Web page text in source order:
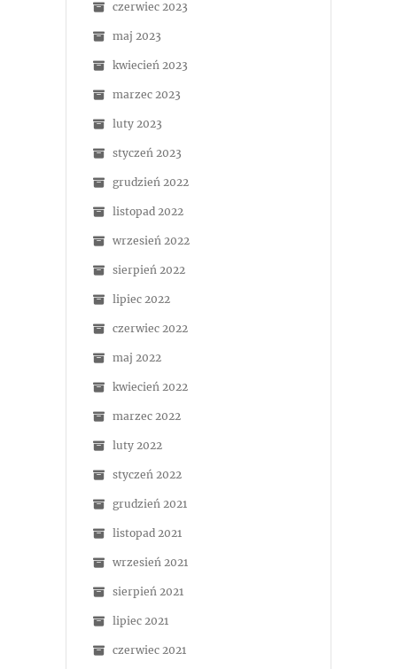
czerwiec 2023
maj 2023
kwiecień 2023
marzec 2023
luty 2023
styczeń 2023
grudzień 2022
listopad 2022
wrzesień 2022
sierpień 2022
lipiec 2022
czerwiec 2022
maj 2022
kwiecień 2022
marzec 2022
luty 2022
styczeń 2022
grudzień 2021
listopad 2021
wrzesień 2021
sierpień 2021
lipiec 2021
czerwiec 2021